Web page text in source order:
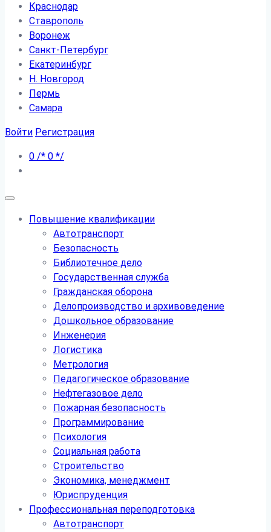
Краснодар
Ставрополь
Воронеж
Санкт-Петербург
Екатеринбург
Н. Новгород
Пермь
Самара
Войти Регистрация
0 /* 0 */
Повышение квалификации
Автотранспорт
Безопасность
Библиотечное дело
Государственная служба
Гражданская оборона
Делопроизводство и архивоведение
Дошкольное образование
Инженерия
Логистика
Метрология
Педагогическое образование
Нефтегазовое дело
Пожарная безопасность
Программирование
Психология
Социальная работа
Строительство
Экономика, менеджмент
Юриспруденция
Профессиональная переподготовка
Автотранспорт